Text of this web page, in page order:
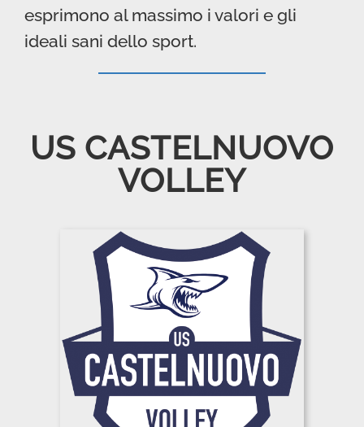
esprimono al massimo i valori e gli
ideali sani dello sport.
US CASTELNUOVO
VOLLEY